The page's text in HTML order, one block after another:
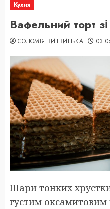
Кухня
Вафельний торт
СОЛОМІЯ ВИТВИЦЬКА
Шари тонких
густим